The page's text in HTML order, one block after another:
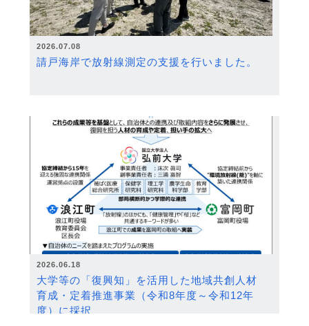
2026.07.08
請戸海岸で放射線測定の支援を行いました。
2026.06.18
大学等の「復興知」を活用した地域共創人材
育成・定着推進事業（令和8年度～令和12年
度）に採択